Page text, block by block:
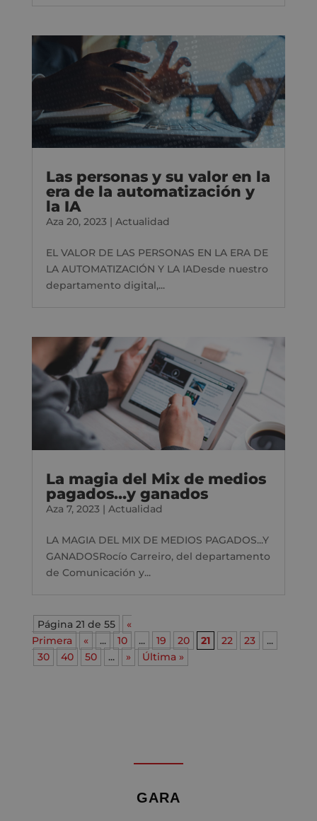
Las personas y su valor en la
era de la automatización y
la IA
Aza 20, 2023| Actualidad
EL VALOR DE LAS PERSONAS EN LA ERA DE
LA AUTOMATIZACIÓN Y LA IADesde nuestro
departamento digital,...
La magia del Mix de medios
pagados…y ganados
Aza 7, 2023| Actualidad
LA MAGIA DEL MIX DE MEDIOS PAGADOS...Y
GANADOSRocío Carreiro, del departamento
de Comunicación y...
Página 21 de 55
«
Primera
« ... 10 ... 19 20 21 22 23
...
30
40 50 ... » Última »
GARA